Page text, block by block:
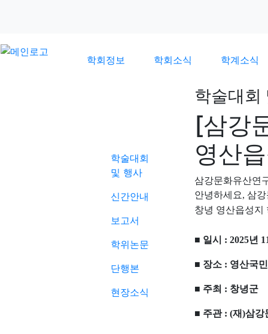
학회정보 학회소식 학계소식
학술대회
및 행사
신간안내
보고서
학위논문
단행본
현장소식
학술대회
[삼강
영산
삼강문화유산연
안녕하세요, 삼
창녕 영산읍성지
■ 일시 : 2025년
■ 장소 : 영산국
■ 주최 : 창녕군
■ 주관 : (재)삼강